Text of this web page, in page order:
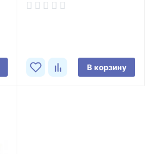
В корзину